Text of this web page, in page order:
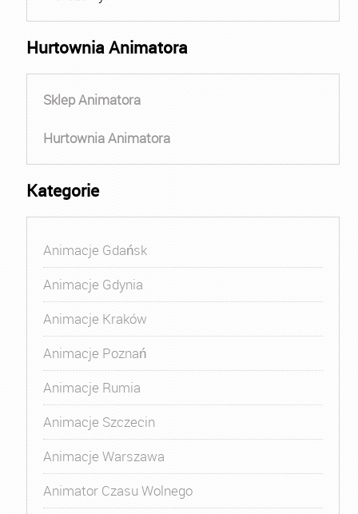
Hurtownia Animatora
Sklep Animatora
Hurtownia Animatora
Kategorie
Animacje Gdańsk
Animacje Gdynia
Animacje Kraków
Animacje Poznań
Animacje Rumia
Animacje Szczecin
Animacje Warszawa
Animator Czasu Wolnego